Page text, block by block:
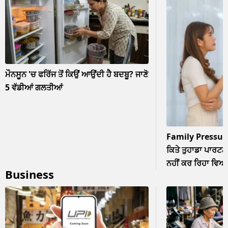
ਮੌਨਸੂਨ 'ਚ ਫਰਿੱਜ ਤੋਂ ਕਿਉਂ ਆਉਂਦੀ ਹੈ ਬਦਬੂ? ਜਾਣੋ
5 ਵੱਡੀਆਂ ਗਲਤੀਆਂ
Family
ਕਿਤੇ ਤੁਹਾਡਾ
ਨਹੀਂ ਕਰ ਰਿਹਾ
Business